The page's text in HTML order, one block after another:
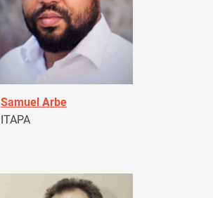
Samuel Arbe
ITAPA